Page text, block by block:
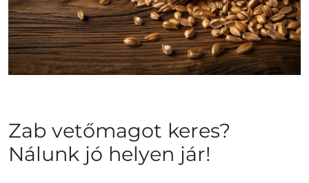
Zab vetőmagot keres?
Nálunk jó helyen jár!